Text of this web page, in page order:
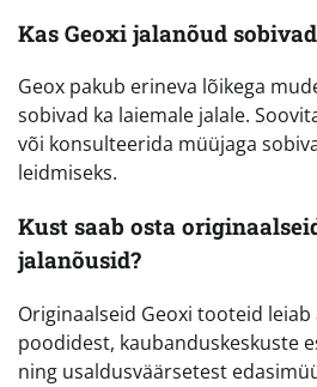
Kas Geoxi jalanõud
Geox pakub erineva lõikega
sobivad ka laiemale jalale.
või konsulteerida müüjaga
leidmiseks.
Kust saab osta
jalanõusid?
Originaalseid Geoxi tooteid
poodidest, kaubanduskeskuste
ning usaldusväärsetest